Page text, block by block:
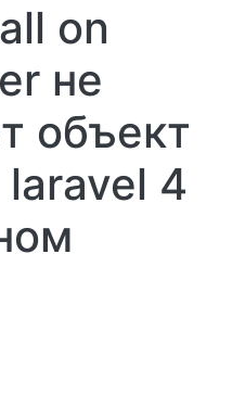
on
не
объект
4